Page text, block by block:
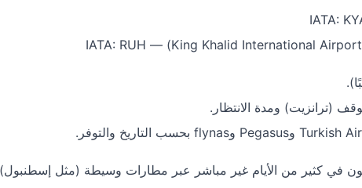
في كثير من الأيام غير مباشر عبر مطارات وسيطة (مثل